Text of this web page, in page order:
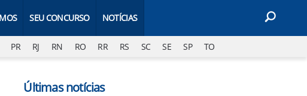
SEU CONCURSO NOTÍCIAS
PR RJ RN RO RR RS SC SE SP TO
Últimas notícias